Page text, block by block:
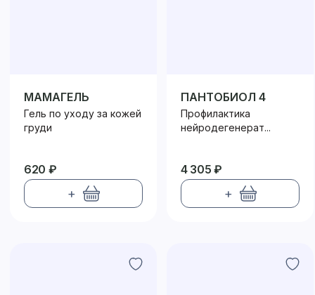
МАМАГЕЛЬ
Гель по уходу за кожей
груди
620 ₽
+
ПАНТОБИОЛ 4
Профилактика
нейродегенерат...
4 305 ₽
+